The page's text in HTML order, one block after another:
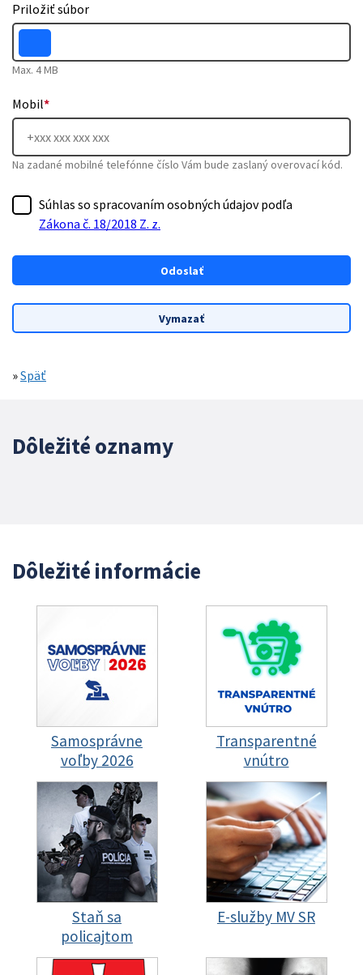
Priložiť súbor
Max. 4 MB
Mobil*
Na zadané mobilné telefónne číslo Vám bude zaslaný overovací kód.
Súhlas so spracovaním osobných údajov podľa
Zákona č. 18/2018 Z. z.
»Späť
Dôležité oznamy
Dôležité informácie
Samosprávne
voľby 2026
Transparentné
vnútro
Staň sa
policajtom
E-služby MV SR